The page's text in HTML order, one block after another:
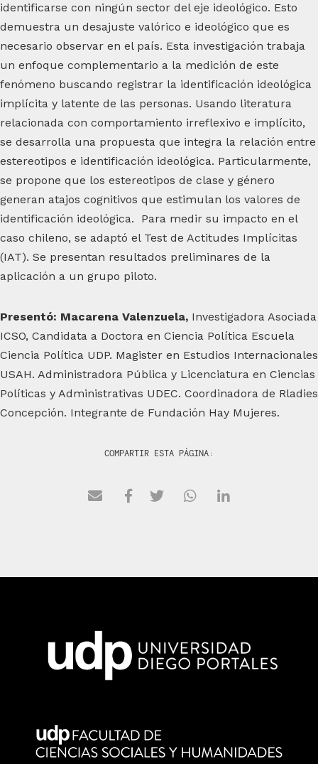
identificarse con ningún sector del eje ideológico. Esto
demuestra un desajuste valórico e ideológico que es
necesario observar en el país. Esta investigación trabaja
un enfoque complementario a la medición de este
fenómeno buscando registrar la identificación ideológica
implícita y latente de las personas. Usando literatura
relacionada con comportamiento irreflexivo e implícito,
se desarrolla una propuesta que integra la relación entre
estereotipos e identificación ideológica. Particularmente,
se propone que los estereotipos de clase y género
generan atajos cognitivos que estimulan los valores de
identificación ideológica. Para medir su impacto en el
caso chileno, se adaptó el Test de Actitudes Implícitas
(IAT). Se presentan resultados preliminares de la
aplicación a un grupo piloto.
Presentó: Macarena Valenzuela, Investigadora Asociada
ICSO, Candidata a Doctora en Ciencia Política Escuela
Ciencia Política UDP. Magister en Estudios Internacionales
USAH. Administradora Pública y Licenciatura en Ciencias
Políticas y Administrativas UDEC. Coordinadora de Rladies
Concepción. Integrante de Fundación Hay Mujeres.
COMPARTIR ESTA PÁGINA: